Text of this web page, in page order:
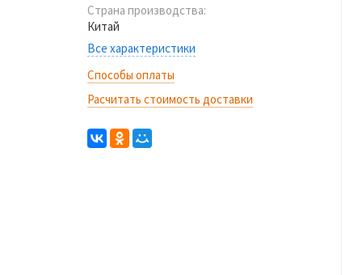
Страна производства:
Китай
Все характеристики
Способы оплаты
Расчитать стоимость доставки